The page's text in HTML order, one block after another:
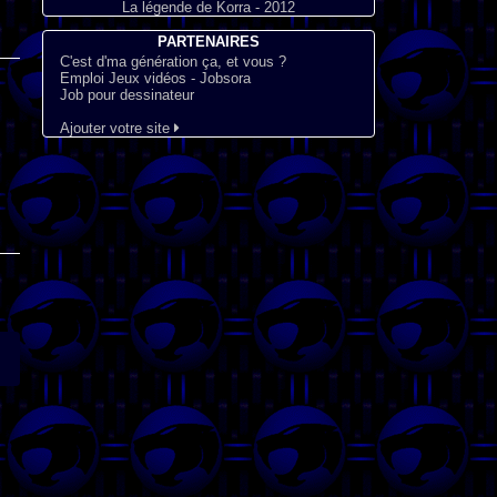
La légende de Korra - 2012
PARTENAIRES
C'est d'ma génération ça, et vous ?
Emploi Jeux vidéos - Jobsora
Job pour dessinateur
Ajouter votre site